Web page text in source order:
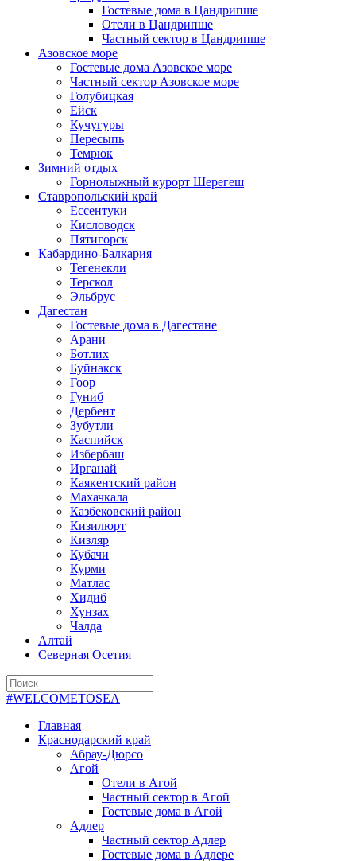
Гостевые дома в Цандрипше
Отели в Цандрипше
Частный сектор в Цандрипше
Азовское море
Гостевые дома Азовское море
Частный сектор Азовское море
Голубицкая
Ейск
Кучугуры
Пересыпь
Темрюк
Зимний отдых
Горнолыжный курорт Шерегеш
Ставропольский край
Ессентуки
Кисловодск
Пятигорск
Кабардино-Балкария
Тегенекли
Терскол
Эльбрус
Дагестан
Гостевые дома в Дагестане
Арани
Ботлих
Буйнакск
Гоор
Гуниб
Дербент
Зубутли
Каспийск
Избербаш
Ирганай
Каякентский район
Махачкала
Казбековский район
Кизилюрт
Кизляр
Кубачи
Курми
Матлас
Хидиб
Хунзах
Чалда
Алтай
Северная Осетия
#WELCOMETOSEA
Главная
Краснодарский край
Абрау-Дюрсо
Агой
Отели в Агой
Частный сектор в Агой
Гостевые дома в Агой
Адлер
Частный сектор Адлер
Гостевые дома в Адлере